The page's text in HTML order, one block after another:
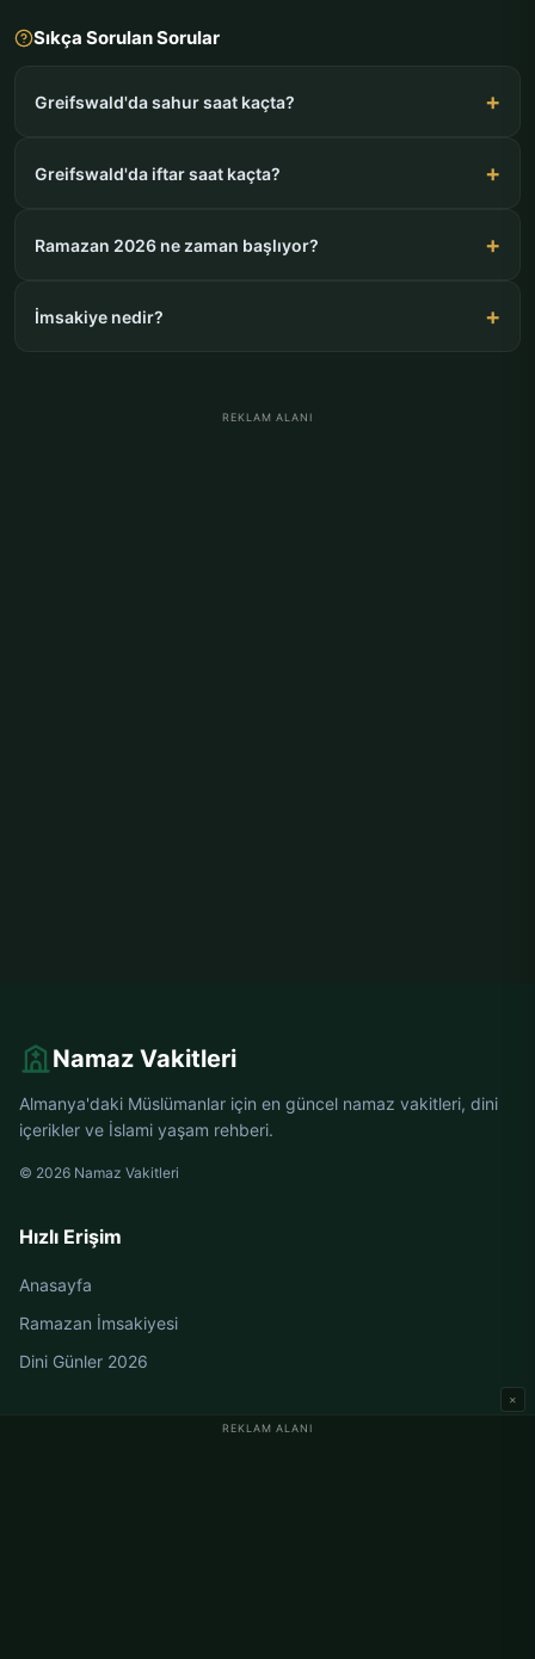
Sıkça Sorulan Sorular
Greifswald'da sahur saat kaçta?
Greifswald'da iftar saat kaçta?
Ramazan 2026 ne zaman başlıyor?
İmsakiye nedir?
REKLAM ALANI
REKLAM ALANI
×
Namaz Vakitleri
Almanya'daki Müslümanlar için en güncel namaz vakitleri, dini
içerikler ve İslami yaşam rehberi.
© 2026 Namaz Vakitleri
Hızlı Erişim
Anasayfa
Ramazan İmsakiyesi
Dini Günler 2026
Almanya Namaz Vakitleri